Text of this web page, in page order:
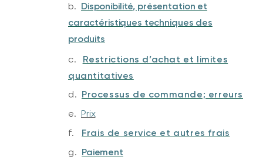
b. Disponibilité, présentation et
caractéristiques techniques des
produits
c.
Restrictions d’achat et limites
quantitatives
d. Processus de commande; erreurs
e. Prix
f.
Frais de service et autres frais
g. Paiement